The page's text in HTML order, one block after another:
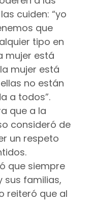
cuiden: “yo
que
tipo en
mujer está
mujer está
no están
a todos”.
que a la
consideró de
un respeto
que siempre
sus familias,
reiteró que al